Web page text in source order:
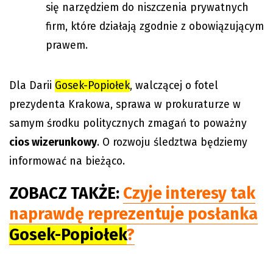
się narzędziem do niszczenia prywatnych
firm, które działają zgodnie z obowiązującym
prawem.
Dla Darii Gosek-Popiołek, walczącej o fotel
prezydenta Krakowa, sprawa w prokuraturze w
samym środku politycznych zmagań to poważny
cios wizerunkowy. O rozwoju śledztwa będziemy
informować na bieżąco.
ZOBACZ TAKŻE: Czyje interesy tak
naprawdę reprezentuje posłanka
Gosek-Popiołek?